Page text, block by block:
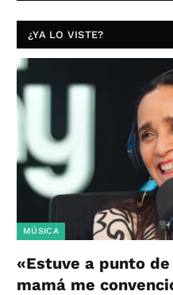
¿YA LO VISTE?
MÚSICA
«Estuve a punto
mamá me